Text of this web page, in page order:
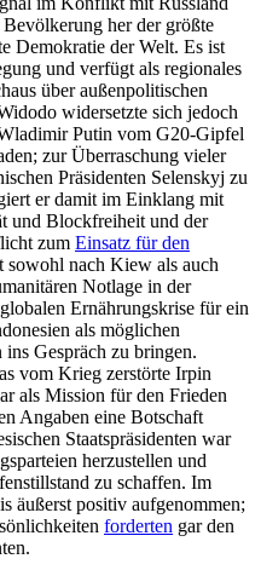
her der größte
Demokratie der Welt. Es ist
und verfügt als regionales
über außenpolitischen
widersetzte sich jedoch
Putin vom G20-Gipfel
zur Überraschung vieler
Präsi­denten Selenskyj zu
er damit im Einklang mit
und Blockfreiheit und der
zum Einsatz für den
sowohl nach Kiew als auch
Notlage in der
Ernährungskrise für ein
als mög­lichen
Gespräch zu bringen.
vom Krieg zerstörte Irpin
als Mission für den Frieden
Angaben eine Bot­schaft
Staatspräsidenten war
herzu­stellen und
zu schaffen. Im
äußerst positiv aufgenommen;
forderten gar den